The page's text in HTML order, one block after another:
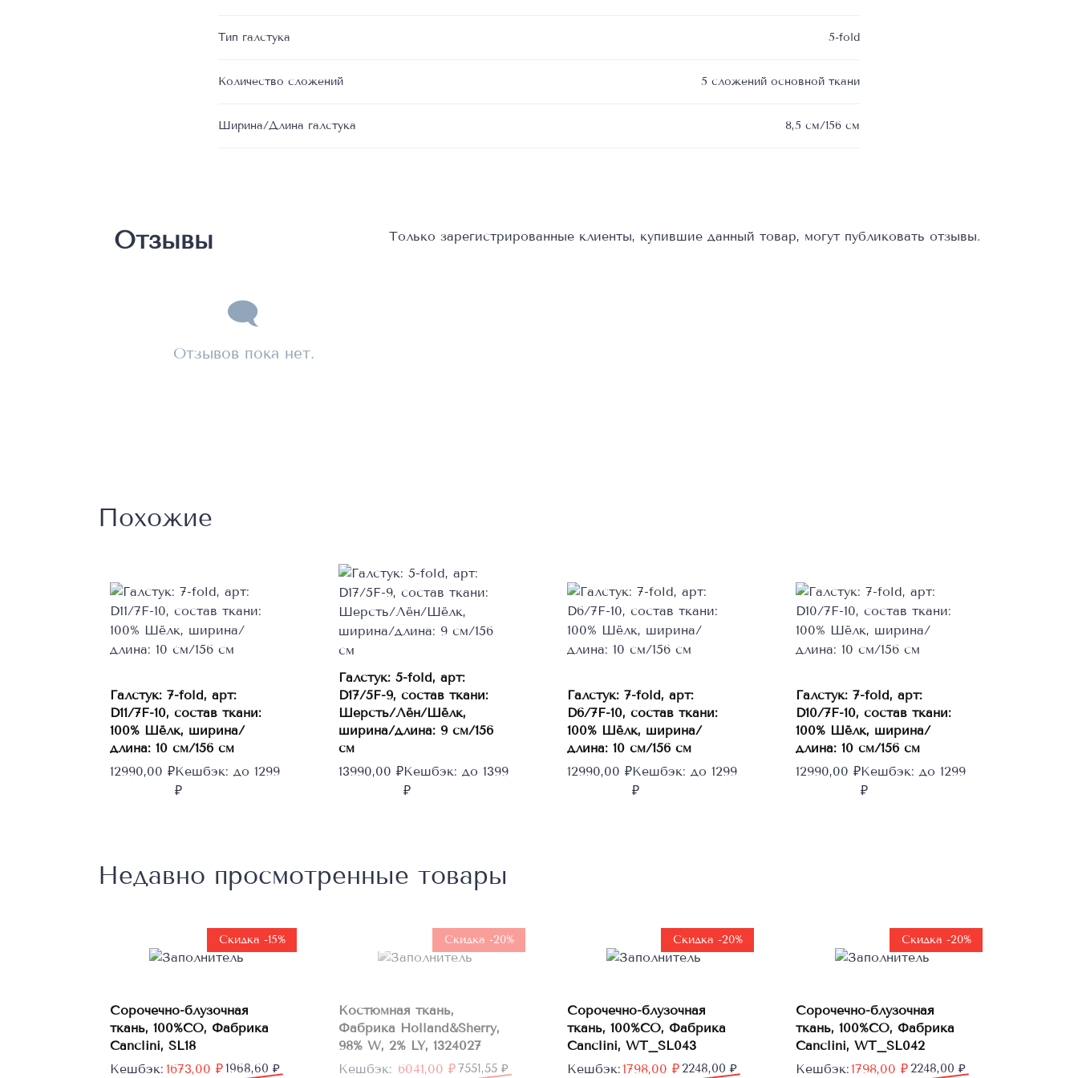
Тип галстука 5-fold
Количество сложений 5 сложений основной ткани
Ширина/Длина галстука 8,5 см/156 см
Отзывы
Отзывов пока нет.
Только зарегистрированные клиенты, купившие данный товар, могут публиковать отзывы.
Похожие
В корзину
Галстук: 7-fold, арт:
D11/7F-10, состав ткани:
100% Шёлк, ширина/
длина: 10 см/156 см
12990,00 ₽Кешбэк: до 1299
₽
В корзину
Галстук: 5-fold, арт:
D17/5F-9, состав ткани:
Шерсть/Лён/Шёлк,
ширина/длина: 9 см/156
см
13990,00 ₽Кешбэк: до 1399
₽
В корзину
Галстук: 7-fold, арт:
D6/7F-10, состав ткани:
100% Шёлк, ширина/
длина: 10 см/156 см
12990,00 ₽Кешбэк: до 1299
₽
В корзину
Галстук: 7-fold, арт:
D10/7F-10, состав ткани:
100% Шёлк, ширина/
длина: 10 см/156 см
12990,00 ₽Кешбэк: до 1299
₽
Недавно просмотренные товары
корзину
Скидка -15%
Сорочечно-блузочная
ткань, 100%CO, Фабрика
Canclini, SL18
1968,60 ₽
Первоначальная
1673,00 ₽
Текущая
Кешбэк:
наличииСкидка -20%
Костюмная ткань,
Фабрика Holland&Sherry,
98% W, 2% LY, 1324027
7551,55 ₽
Первоначальная
6041,00 ₽
Текущая
Кешбэк:
корзину
Скидка -20%
Сорочечно-блузочная
ткань, 100%CO, Фабрика
Canclini, WT_SL043
2248,00 ₽
Первоначальная
1798,00 ₽
Текущая
Кешбэк:
корзину
Скидка -20%
Сорочечно-блузочная
ткань, 100%CO, Фабрика
Canclini, WT_SL042
2248,00 ₽
Первоначальная
1798,00 ₽
Текущая
Кешбэк: